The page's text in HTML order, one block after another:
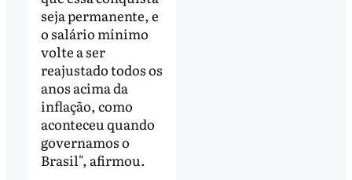
seja permanente, e
o salário mínimo
volte a ser
reajustado todos os
anos acima da
inflação, como
aconteceu quando
governamos o
Brasil", afirmou.